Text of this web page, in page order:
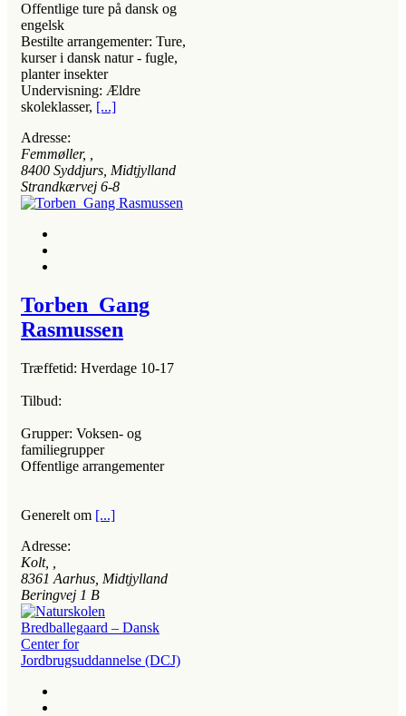
Offentlige ture på dansk og
engelsk
Bestilte arrangementer: Ture,
kurser i dansk natur - fugle,
planter insekter
Undervisning: Ældre
skoleklasser, [...]
Adresse:
Femmøller, ,
8400 Syddjurs, Midtjylland
Strandkærvej 6-8
Torben Gang
Rasmussen
Træffetid: Hverdage 10-17
Tilbud:
Grupper: Voksen- og
familiegrupper
Offentlige arrangementer
Generelt om [...]
Adresse:
Kolt, ,
8361 Aarhus, Midtjylland
Beringvej 1 B